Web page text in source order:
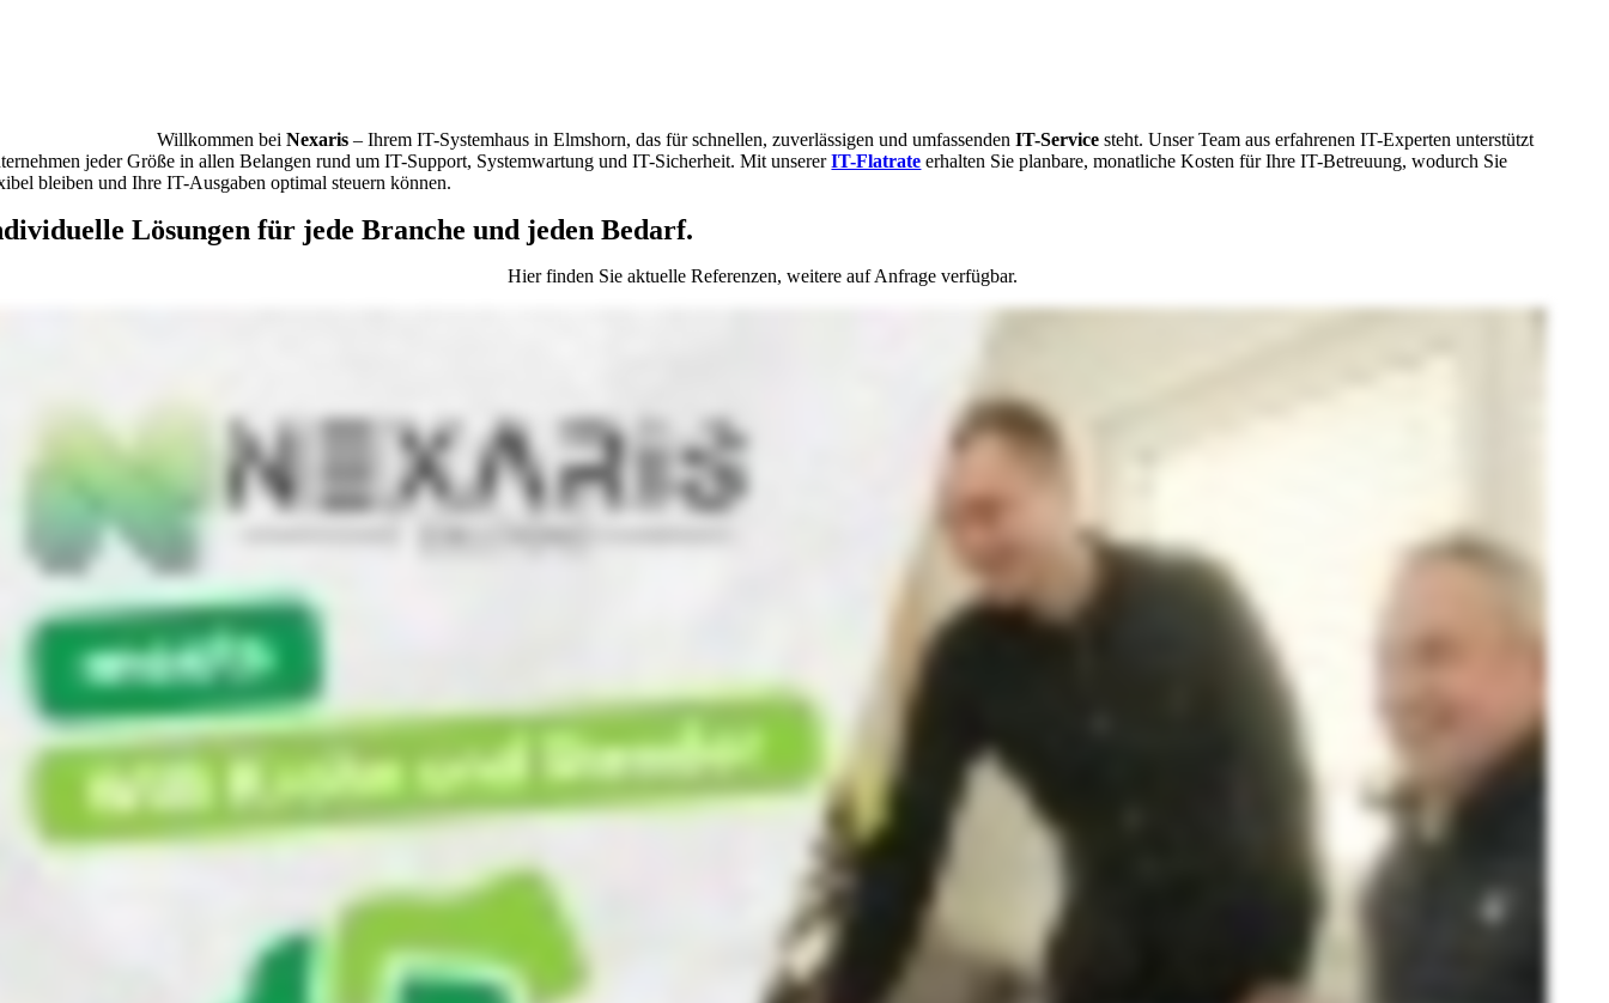
Willkommen beiNexaris – Ihrem IT-Systemhaus in Elmshorn, das für schnellen, zuverlässigen und umfassendenIT-Service steht. Unser Team aus erfahrenen IT-Experten unterstützt
jeder Größe in allen Belangen rund um IT-Support, Systemwartung und IT-Sicherheit. Mit unsererIT-Flatrate erhalten Sie planbare, monatliche Kosten für Ihre IT-Betreuung, wodurch Sie
bleiben und Ihre IT-Ausgaben optimal steuern können.
Lösungen für jede Branche und jeden Bedarf.
Hier finden Sie aktuelle Referenzen, weitere auf Anfrage verfügbar.